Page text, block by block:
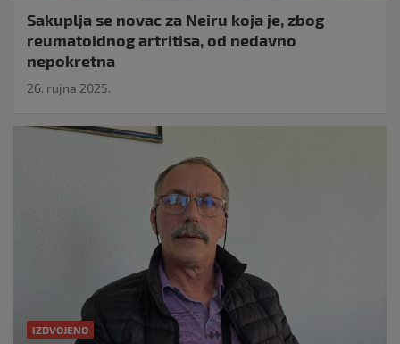
Sakuplja se novac za Neiru koja je, zbog
reumatoidnog artritisa, od nedavno
nepokretna
26. rujna 2025.
IZDVOJENO